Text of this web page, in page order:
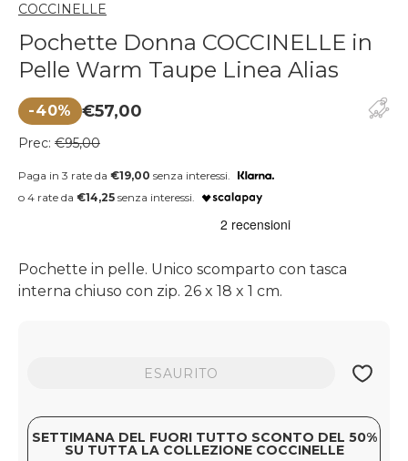
COCCINELLE
Pochette Donna COCCINELLE in
Pelle Warm Taupe Linea Alias
-40%
Prezzo di vendita
€57,00
Prezzo regolare
Prec: €95,00
Paga in 3 rate da €19,00 senza interessi.
o 4 rate da €14,25 senza interessi.
Pochette in pelle. Unico scomparto con tasca
interna chiuso con zip. 26 x 18 x 1 cm.
ESAURITO
SETTIMANA DEL FUORI TUTTO SCONTO DEL 50%
SU TUTTA LA COLLEZIONE COCCINELLE